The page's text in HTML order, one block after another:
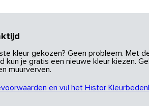
kleur gekozen? Geen probleem. Met
kun je gratis een nieuwe kleur kiezen.
muurverven.
en vul het Histor